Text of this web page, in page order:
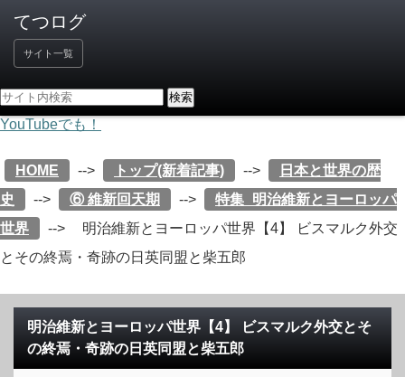
サイト一覧
YouTubeでも！
HOME --> トップ(新着記事) -->
日本と世界の歴
史
--> ⑥ 維新回天期 -->
特集_明治維新とヨーロッパ
世界
-->
明治維新とヨーロッパ世界【4】 ビスマルク外交
とその終焉・奇跡の日英同盟と柴五郎
明治維新とヨーロッパ世界【4】 ビスマルク外交とそ
の終焉・奇跡の日英同盟と柴五郎